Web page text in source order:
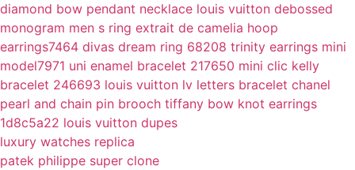
diamond bow pendant necklace louis vuitton debossed
monogram men s ring extrait de camelia hoop
earrings7464 divas dream ring 68208 trinity earrings mini
model7971 uni enamel bracelet 217650 mini clic kelly
bracelet 246693 louis vuitton lv letters bracelet chanel
pearl and chain pin brooch tiffany bow knot earrings
1d8c5a22 louis vuitton dupes
luxury watches replica
patek philippe super clone